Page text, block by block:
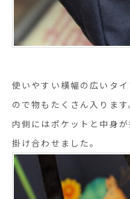
使いやすい横幅の広いタ
ので物もたくさん入ります
内側にはポケットと中身
掛け合わせました。